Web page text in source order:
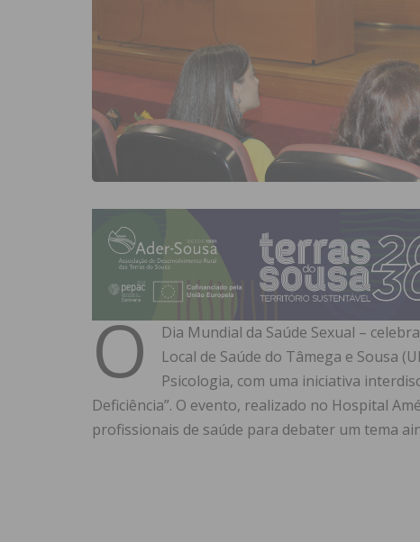
O
Dia Mundial da Saúde Sexual –
Local de Saúde do Tâmega e Sousa
Psicologia, com uma iniciativa
Deficiência”. O evento, realizado no Hospital
profissionais de saúde para debater um tema